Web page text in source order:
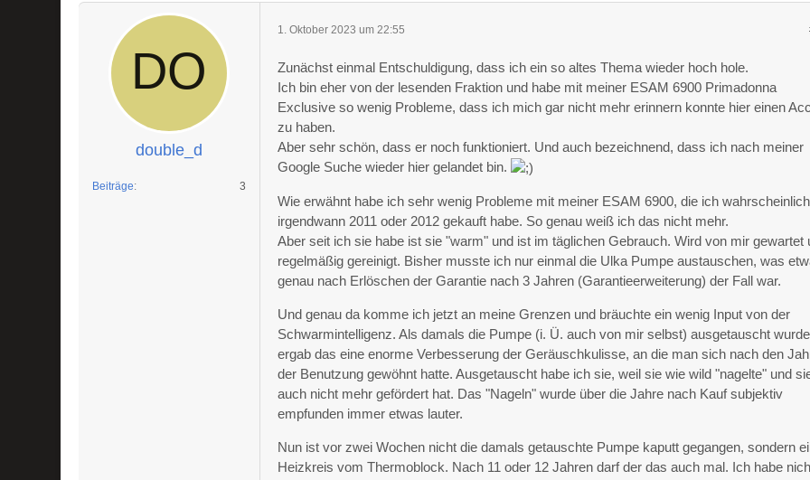
double_d
Beiträge 3
1. Oktober 2023 um 22:55
Zunächst einmal Entschuldigung, dass ich ein so altes Thema wieder hoch hole.
Ich bin eher von der lesenden Fraktion und habe mit meiner ESAM 6900 Primadonna
Exclusive so wenig Probleme, dass ich mich gar nicht mehr erinnern konnte hier einen
zu haben.
Aber sehr schön, dass er noch funktioniert. Und auch bezeichnend, dass ich nach meiner
Google Suche wieder hier gelandet bin.
Wie erwähnt habe ich sehr wenig Probleme mit meiner ESAM 6900, die ich wahrscheinlich
irgendwann 2011 oder 2012 gekauft habe. So genau weiß ich das nicht mehr.
Aber seit ich sie habe ist sie "warm" und ist im täglichen Gebrauch. Wird von mir gewartet
regelmäßig gereinigt. Bisher musste ich nur einmal die Ulka Pumpe austauschen, was
genau nach Erlöschen der Garantie nach 3 Jahren (Garantieerweiterung) der Fall war.
Und genau da komme ich jetzt an meine Grenzen und bräuchte ein wenig Input von der
Schwarmintelligenz. Als damals die Pumpe (i. Ü. auch von mir selbst) ausgetauscht
ergab das eine enorme Verbesserung der Geräuschkulisse, an die man sich nach den
der Benutzung gewöhnt hatte. Ausgetauscht habe ich sie, weil sie wie wild "nagelte" und
auch nicht mehr gefördert hat. Das "Nageln" wurde über die Jahre nach Kauf subjektiv
empfunden immer etwas lauter.
Nun ist vor zwei Wochen nicht die damals getauschte Pumpe kaputt gegangen, sondern
Heizkreis vom Thermoblock. Nach 11 oder 12 Jahren darf der das auch mal. Ich habe